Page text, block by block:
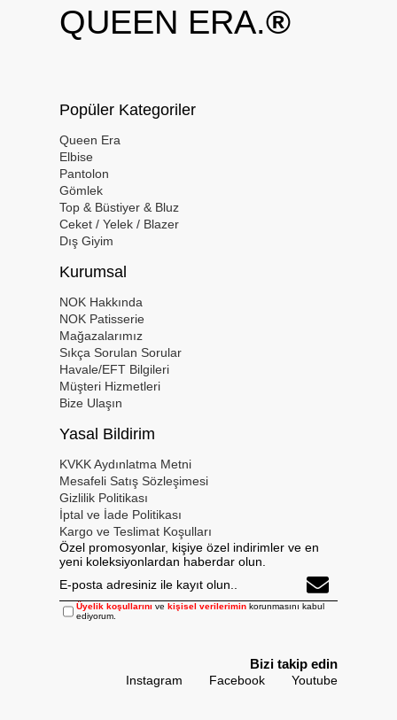
QUEEN ERA.®
Popüler Kategoriler
Queen Era
Elbise
Pantolon
Gömlek
Top & Büstiyer & Bluz
Ceket / Yelek / Blazer
Dış Giyim
Kurumsal
NOK Hakkında
NOK Patisserie
Mağazalarımız
Sıkça Sorulan Sorular
Havale/EFT Bilgileri
Müşteri Hizmetleri
Bize Ulaşın
Yasal Bildirim
KVKK Aydınlatma Metni
Mesafeli Satış Sözleşimesi
Gizlilik Politikası
İptal ve İade Politikası
Kargo ve Teslimat Koşulları
Özel promosyonlar, kişiye özel indirimler ve en
yeni koleksiyonlardan haberdar olun.
Üyelik koşullarını ve kişisel verilerimin korunmasını kabul
ediyorum.
Bizi takip edin
Instagram Facebook Youtube